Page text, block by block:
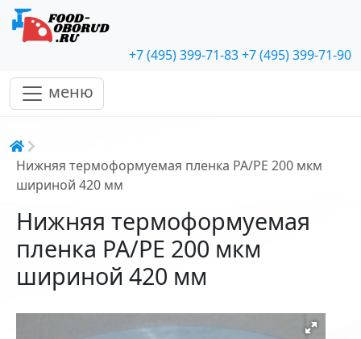
+7 (495) 399-71-83+7 (495) 399-71-90
меню
Строка навигации
Нижняя термоформуемая пленка PA/PE 200 мкм
шириной 420 мм
Нижняя термоформуемая
пленка PA/PE 200 мкм
шириной 420 мм